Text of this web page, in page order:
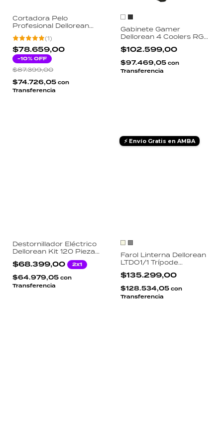
Cortadora Pelo
Profesional Dellorean
HoverCut Motor
Magnético 11500 RPM
Autonomía 150min
Carga Rápida USB-C
Pantalla Digital
(1)
$78.659,00
-10% OFF
$87.399,00
$74.726,05 con
Transferencia
Gabinete Gamer
Dellorean 4 Coolers RGB
Vidrio Templado Fuente
500W Incluida E-ATX
USB 3.0 Estructura
Reforzada
$102.599,00
$97.469,05 con
Transferencia
Destornillador Eléctrico
Dellorean Kit 120 Piezas
Precisión 180 RPM 3
LED Recargable
Aluminio
$68.399,00 2x1
$64.979,05 con
Transferencia
⚡ Envío Gratis en AMBA
Farol Linterna Dellorean
LTDO1/1 Trípode
Telescópico 97cm 450
Lúmenes IPX5 Power
Bank Batería
10000mAh
$135.299,00
$128.534,05 con
Transferencia